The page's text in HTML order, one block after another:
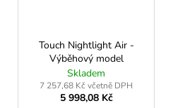
Touch Nightlight Air -
Výběhový model
Skladem
7 257,68 Kč včetně DPH
5 998,08 Kč